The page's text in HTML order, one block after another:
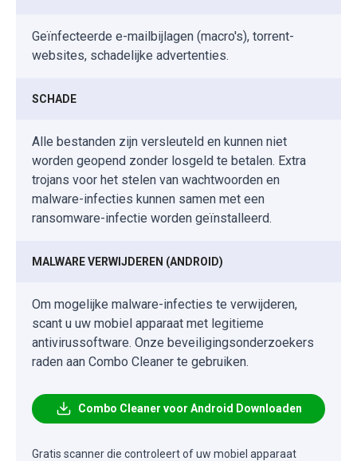
Geïnfecteerde e-mailbijlagen (macro's), torrent-
websites, schadelijke advertenties.
SCHADE
Alle bestanden zijn versleuteld en kunnen niet
worden geopend zonder losgeld te betalen. Extra
trojans voor het stelen van wachtwoorden en
malware-infecties kunnen samen met een
ransomware-infectie worden geïnstalleerd.
MALWARE VERWIJDEREN (ANDROID)
Om mogelijke malware-infecties te verwijderen,
scant u uw mobiel apparaat met legitieme
antivirussoftware. Onze beveiligingsonderzoekers
raden aan Combo Cleaner te gebruiken.
Combo Cleaner voor Android Downloaden
Gratis scanner die controleert of uw mobiel apparaat